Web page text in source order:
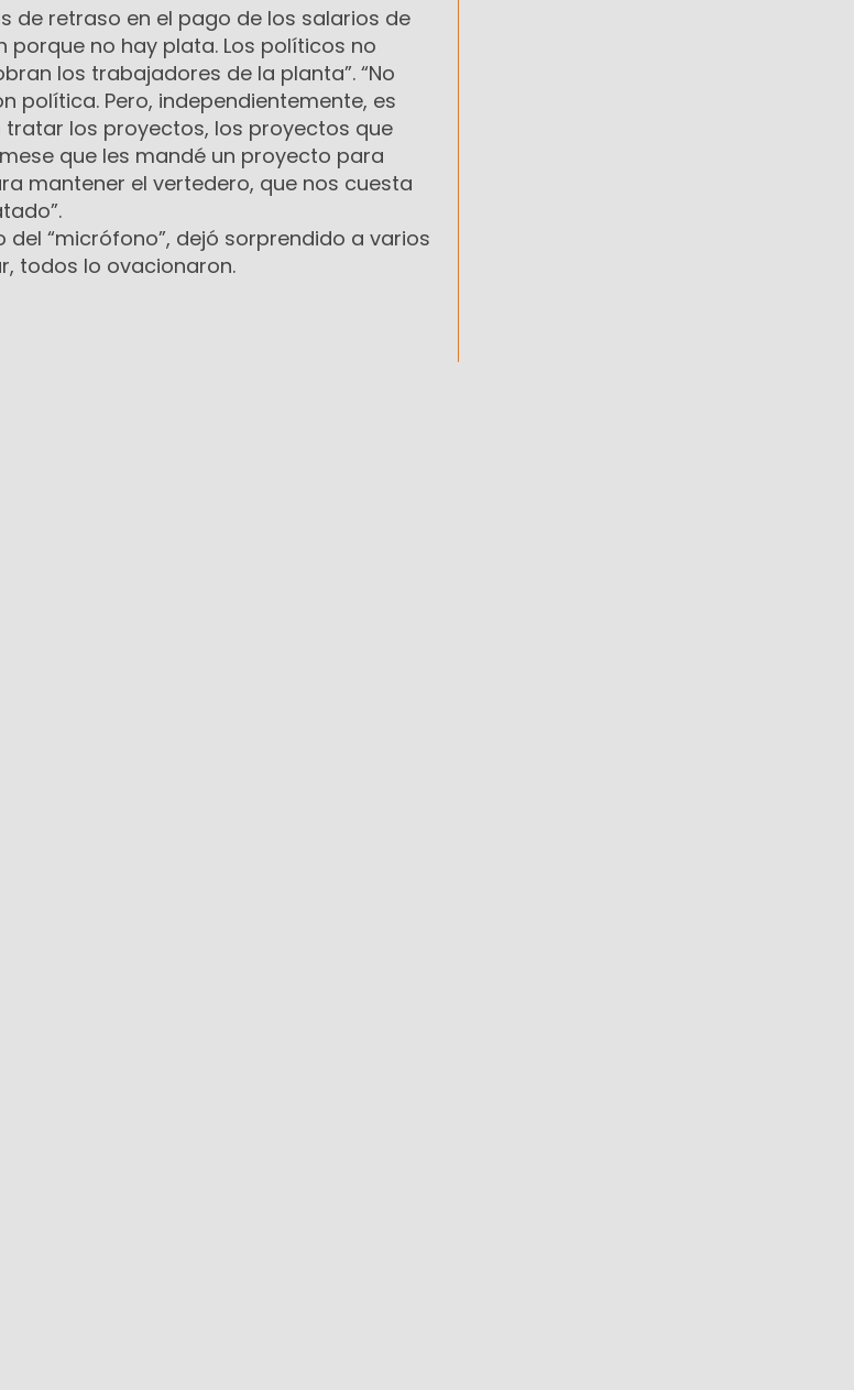
de retraso en el pago de los salarios de
porque no hay plata. Los políticos no
los trabajadores de la planta”. “No
política. Pero, independientemente, es
los proyectos, los proyectos que
que les mandé un proyecto para
mantener el vertedero, que nos cuesta
del “micrófono”, dejó sorprendido a varios
todos lo ovacionaron.